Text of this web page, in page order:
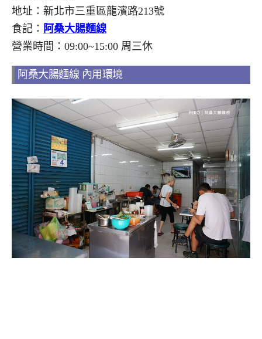
地址：新北市三重區龍濱路213號
食記： 阿桑大腸麵線
營業時間：09:00~15:00 周三休
阿桑大腸麵線 內用環境